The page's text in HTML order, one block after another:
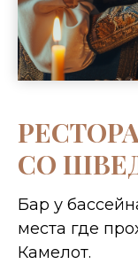
СО
Бар у
места где
Камелот.